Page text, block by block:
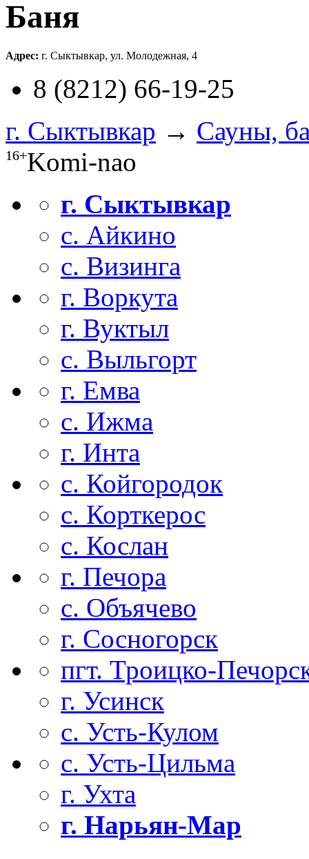
Баня
Адрес: г. Сыктывкар, ул. Молодежная, 4
8 (8212) 66-19-25
г. Сыктывкар → Сауны,
16+Komi-nao
г. Сыктывкар
с. Айкино
с. Визинга
г. Воркута
г. Вуктыл
с. Выльгорт
г. Емва
с. Ижма
г. Инта
с. Койгородок
с. Корткерос
с. Кослан
г. Печора
с. Объячево
г. Сосногорск
пгт. Троицко-
г. Усинск
с. Усть-Кулом
с. Усть-Цильма
г. Ухта
г. Нарьян-Мар